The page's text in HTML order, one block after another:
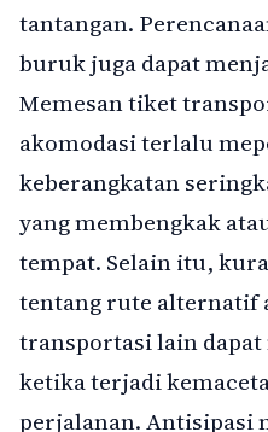
tantangan.
buruk juga dapat
Memesan tiket
akomodasi terlalu
keberangkatan
yang membengkak
tempat. Selain itu,
tentang rute alternatif
transportasi lain
ketika terjadi
perjalanan. Antisipasi